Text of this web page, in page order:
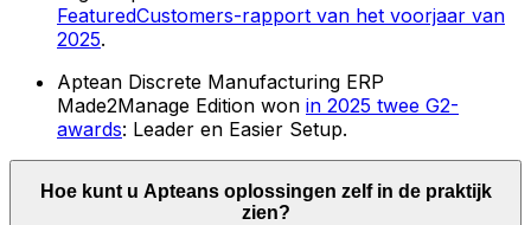
FeaturedCustomers-rapport van het voorjaar van
2025.
Aptean Discrete Manufacturing ERP
Made2Manage Edition won in 2025 twee G2-
awards: Leader en Easier Setup.
Hoe kunt u Apteans oplossingen zelf in de praktijk
zien?